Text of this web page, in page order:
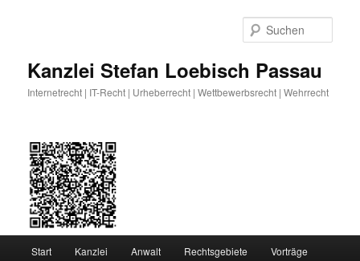
Kanzlei Stefan Loebisch Passau
Internetrecht | IT-Recht | Urheberrecht | Wettbewerbsrecht | Wehrrecht
Start Kanzlei Anwalt Rechtsgebiete Vorträge